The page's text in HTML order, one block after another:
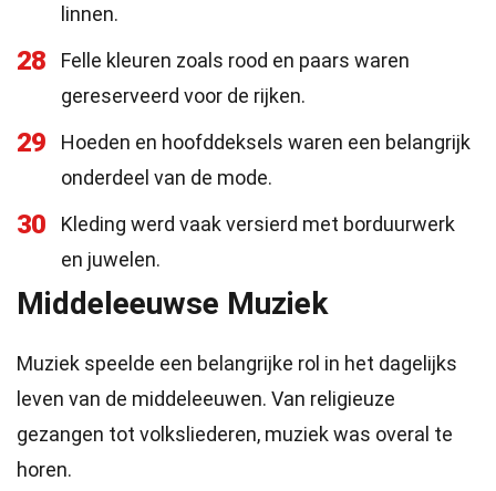
linnen.
28
Felle kleuren zoals rood en paars waren
gereserveerd voor de rijken.
29
Hoeden en hoofddeksels waren een belangrijk
onderdeel van de mode.
30
Kleding werd vaak versierd met borduurwerk
en juwelen.
Middeleeuwse Muziek
Muziek speelde een belangrijke rol in het dagelijks
leven van de middeleeuwen. Van religieuze
gezangen tot volksliederen, muziek was overal te
horen.